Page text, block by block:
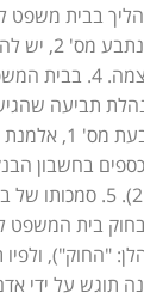
בבית משפט
לציון בינה
באותה מסגרת
המנוח, נגד
בחשבון
(תמ"ש 21540/03). 5.
בית המשפט
1995 (להלן:
תוגש על ידי